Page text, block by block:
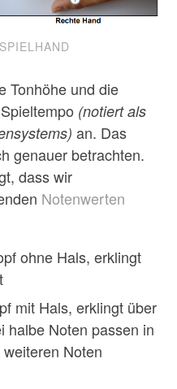
Tonhöhe und die
(notiert als
an. Das
genauer betrachten.
dass wir
Notenwerten
ohne Hals, erklingt
mit Hals, erklingt über
halbe Noten passen in
Noten